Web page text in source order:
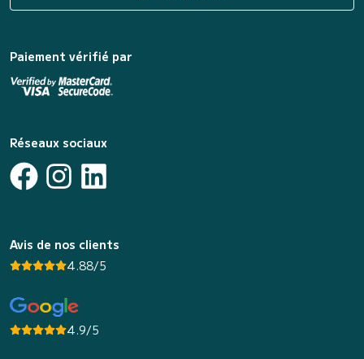
Paiement vérifié par
Réseaux sociaux
Avis de nos clients
4.88/5
4.9/5